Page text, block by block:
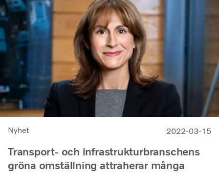
beslutsfattare måste fokusera på att förbättra
överföringskapaciteten i elnätet.
Nyhet 2022-03-15
Transport- och infrastrukturbranschens
gröna omställning attraherar många